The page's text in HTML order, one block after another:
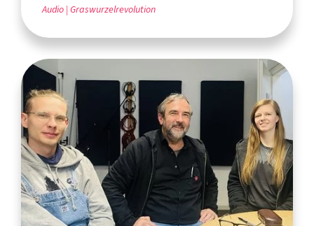
Audio Graswurzelrevolution